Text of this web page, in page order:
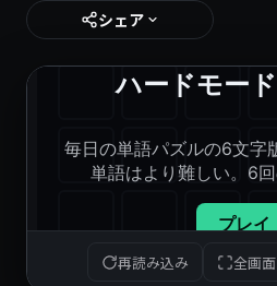
シェア
再読み込み 全画面